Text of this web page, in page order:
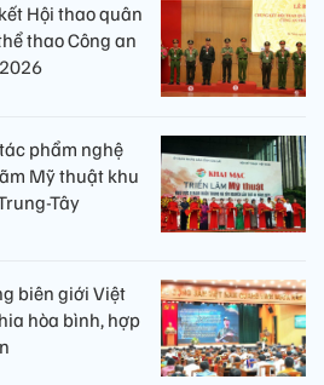
Hội thao quân
thao Công an
phẩm nghệ
Mỹ thuật khu
Tây
biên giới Việt
hòa bình, hợp